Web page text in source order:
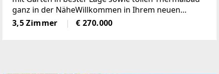
ganz in der NäheWillkommen in Ihrem neuen
Zuhause in Laa an der Thaya, Niederösterreich!
Dieses charmante Einfamilienhaus bietet
3,5 Zimmer € 270.000